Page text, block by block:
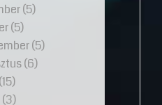
(5)
(5)
(5)
(6)
(15)
(3)